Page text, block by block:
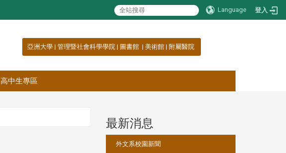
Language 登入
亞洲大學 | 管理暨社會科學學院 | 圖書館 | 美術館 | 附屬醫院
高中生專區
最新消息
外文系校園新聞